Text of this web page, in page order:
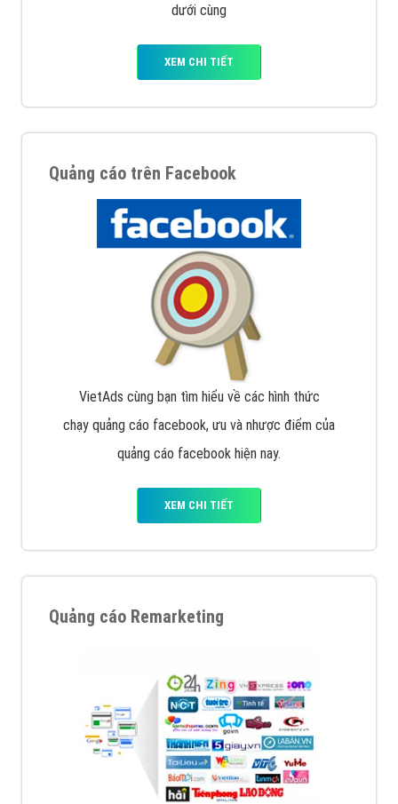
dưới cùng
XEM CHI TIẾT
Quảng cáo trên Facebook
VietAds cùng bạn tìm hiểu về các hình thức
chạy quảng cáo facebook, ưu và nhược điểm của
quảng cáo facebook hiện nay.
XEM CHI TIẾT
Quảng cáo Remarketing